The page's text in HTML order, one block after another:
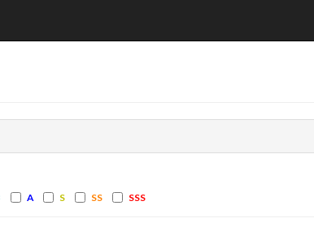
A S SS SSS